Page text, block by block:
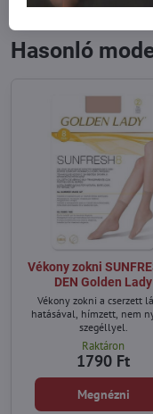
FacebookTwitter
Hasonló
Vékony zokni
DEN Golden Lady
Vékony zokni a cserzett
hatásával, hímzett, nem
szegéllyel.
Raktáron
1790 Ft
Megnézni